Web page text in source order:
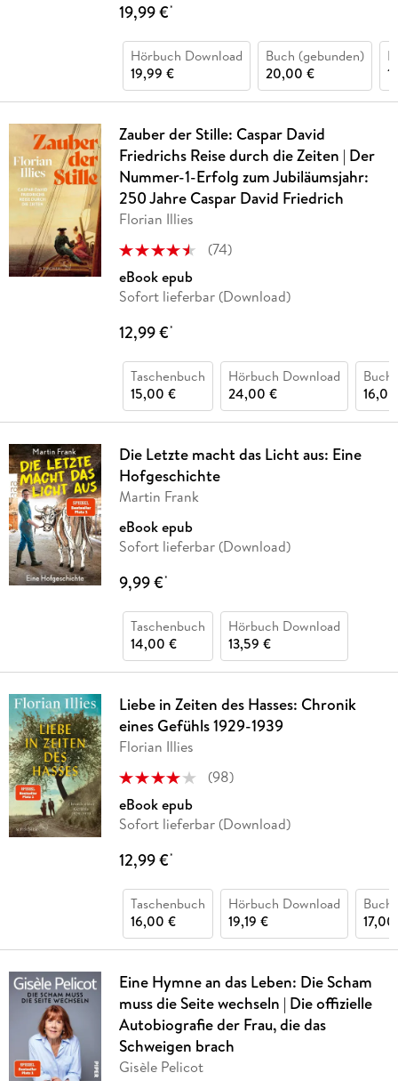
19,99 €*
Hörbuch Download
19,99 €
Buch (gebunden)
20,00 €
Zauber der Stille: Caspar David
Friedrichs Reise durch die Zeiten | Der
Nummer-1-Erfolg zum Jubiläumsjahr:
250 Jahre Caspar David Friedrich
Florian Illies
(74)
eBook epub
Sofort lieferbar (Download)
12,99 €*
Taschenbuch
15,00 €
Hörbuch Download
24,00 €
Buch
Die Letzte macht das Licht aus: Eine
Hofgeschichte
Martin Frank
eBook epub
Sofort lieferbar (Download)
9,99 €*
Taschenbuch
14,00 €
Hörbuch Download
13,59 €
Liebe in Zeiten des Hasses: Chronik
eines Gefühls 1929-1939
Florian Illies
(98)
eBook epub
Sofort lieferbar (Download)
12,99 €*
Taschenbuch
16,00 €
Hörbuch Download
19,19 €
Buch
Eine Hymne an das Leben: Die Scham
muss die Seite wechseln | Die offizielle
Autobiografie der Frau, die das
Schweigen brach
Gisèle Pelicot